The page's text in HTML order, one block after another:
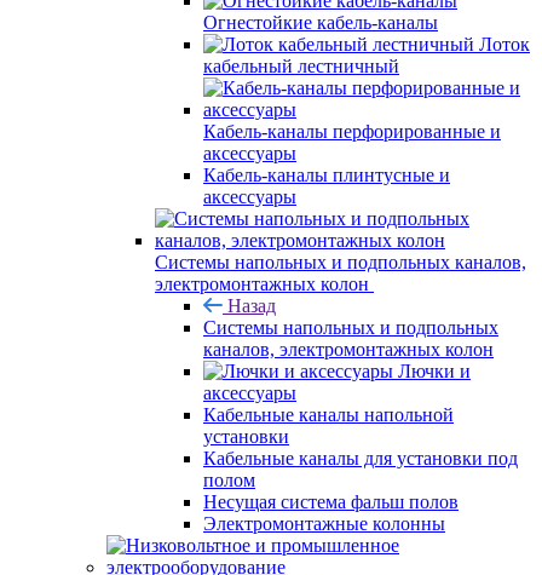
Огнестойкие кабель-каналы
Лоток
кабельный лестничный
Кабель-каналы перфорированные и
аксессуары
Кабель-каналы плинтусные и
аксессуары
Системы напольных и подпольных каналов,
электромонтажных колон
Назад
Системы напольных и подпольных
каналов, электромонтажных колон
Лючки и
аксессуары
Кабельные каналы напольной
установки
Кабельные каналы для установки под
полом
Несущая система фальш полов
Электромонтажные колонны